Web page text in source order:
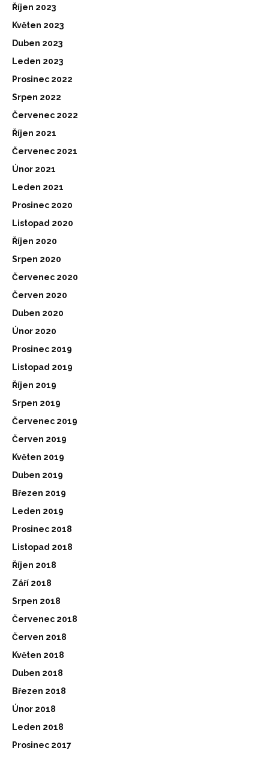
Říjen 2023
Květen 2023
Duben 2023
Leden 2023
Prosinec 2022
Srpen 2022
Červenec 2022
Říjen 2021
Červenec 2021
Únor 2021
Leden 2021
Prosinec 2020
Listopad 2020
Říjen 2020
Srpen 2020
Červenec 2020
Červen 2020
Duben 2020
Únor 2020
Prosinec 2019
Listopad 2019
Říjen 2019
Srpen 2019
Červenec 2019
Červen 2019
Květen 2019
Duben 2019
Březen 2019
Leden 2019
Prosinec 2018
Listopad 2018
Říjen 2018
Září 2018
Srpen 2018
Červenec 2018
Červen 2018
Květen 2018
Duben 2018
Březen 2018
Únor 2018
Leden 2018
Prosinec 2017